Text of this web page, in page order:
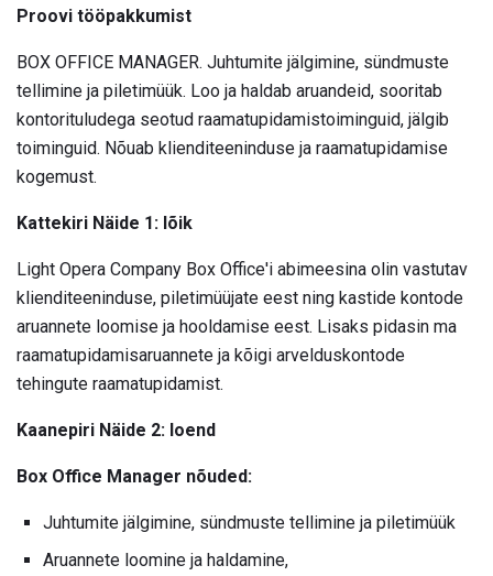
Proovi tööpakkumist
BOX OFFICE MANAGER. Juhtumite jälgimine, sündmuste
tellimine ja piletimüük. Loo ja haldab aruandeid, sooritab
kontorituludega seotud raamatupidamistoiminguid, jälgib
toiminguid. Nõuab klienditeeninduse ja raamatupidamise
kogemust.
Kattekiri Näide 1: lõik
Light Opera Company Box Office'i abimeesina olin vastutav
klienditeeninduse, piletimüüjate eest ning kastide kontode
aruannete loomise ja hooldamise eest. Lisaks pidasin ma
raamatupidamisaruannete ja kõigi arvelduskontode
tehingute raamatupidamist.
Kaanepiri Näide 2: loend
Box Office Manager nõuded:
Juhtumite jälgimine, sündmuste tellimine ja piletimüük
Aruannete loomine ja haldamine,